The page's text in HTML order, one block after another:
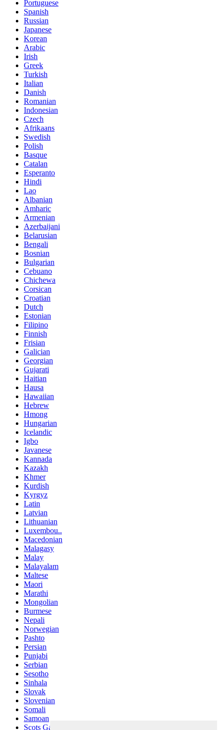
Portuguese
Spanish
Russian
Japanese
Korean
Arabic
Irish
Greek
Turkish
Italian
Danish
Romanian
Indonesian
Czech
Afrikaans
Swedish
Polish
Basque
Catalan
Esperanto
Hindi
Lao
Albanian
Amharic
Armenian
Azerbaijani
Belarusian
Bengali
Bosnian
Bulgarian
Cebuano
Chichewa
Corsican
Croatian
Dutch
Estonian
Filipino
Finnish
Frisian
Galician
Georgian
Gujarati
Haitian
Hausa
Hawaiian
Hebrew
Hmong
Hungarian
Icelandic
Igbo
Javanese
Kannada
Kazakh
Khmer
Kurdish
Kyrgyz
Latin
Latvian
Lithuanian
Luxembou..
Macedonian
Malagasy
Malay
Malayalam
Maltese
Maori
Marathi
Mongolian
Burmese
Nepali
Norwegian
Pashto
Persian
Punjabi
Serbian
Sesotho
Sinhala
Slovak
Slovenian
Somali
Samoan
Scots Gaelic